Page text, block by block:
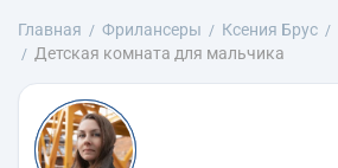
Главная Фрилансеры Ксения Брус
Детская комната для мальчика